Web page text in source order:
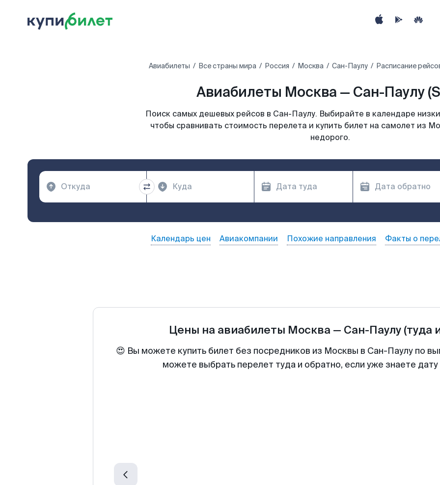
Авиабилеты Все страны мира Россия Москва Сан-Паулу Расписание
Авиабилеты Москва — Сан-Паулу
Поиск самых дешевых рейсов в Сан-Паулу. Выбирайте в календаре
чтобы сравнивать стоимость перелета и купить билет на самолет из
недорого.
Календарь цен Авиакомпании Похожие направления Факты о
Цены на авиабилеты Москва — Сан-Паулу (туда
😍 Вы можете купить билет без посредников из Москвы в Сан-Паулу по
можете выбрать перелет туда и обратно, если уже знаете